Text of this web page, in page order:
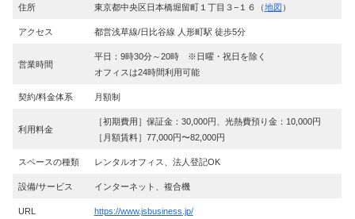
住所 東京都中央区日本橋堀留町１丁目３−１６（地図 ）
アクセス 都営浅草線/日比谷線 人形町駅 徒歩5分
営業時間
平日：9時30分～20時 ※日曜・祝日を除く
オフィスは24時間利用可能
契約/料金体系 月額制
利用料金
［初期費用］保証金：30,000円、光熱費預り金：10,000円
［月額賃料］77,000円〜82,000円
スペースの種類 レンタルオフィス、法人登記OK
設備/サービス インターネット、複合機
URL https://www.jsbusiness.jp/